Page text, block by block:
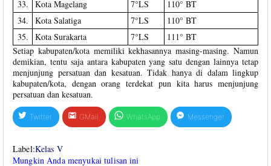
33. Kota Magelang 7°LS
110° BT
34.
Kota Salatiga 7°LS
110° BT
35.
Kota Surakarta 7°LS
111° BT
Setiap kabupaten/kota memiliki kekhasannya masing-masing. Namun
demikian, tentu saja antara kabupaten yang satu dengan lainnya tetap
menjunjung persatuan dan kesatuan. Tidak hanya di dalam lingkup
kabupaten/kota, dengan orang terdekat pun kita harus menjunjung
persatuan dan kesatuan.
Twitter GMail WhatsApp Messenger
Label:Kelas V
Mungkin Anda menyukai tulisan ini